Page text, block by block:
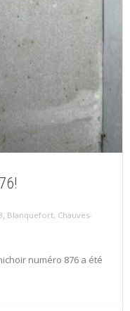
, Blanquefort, Chauves-
numéro 876 a été